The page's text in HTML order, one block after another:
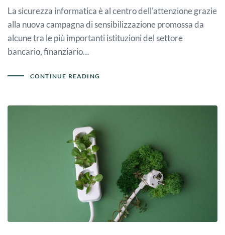
La sicurezza informatica è al centro dell'attenzione grazie
alla nuova campagna di sensibilizzazione promossa da
alcune tra le più importanti istituzioni del settore
bancario, finanziario…
CONTINUE READING